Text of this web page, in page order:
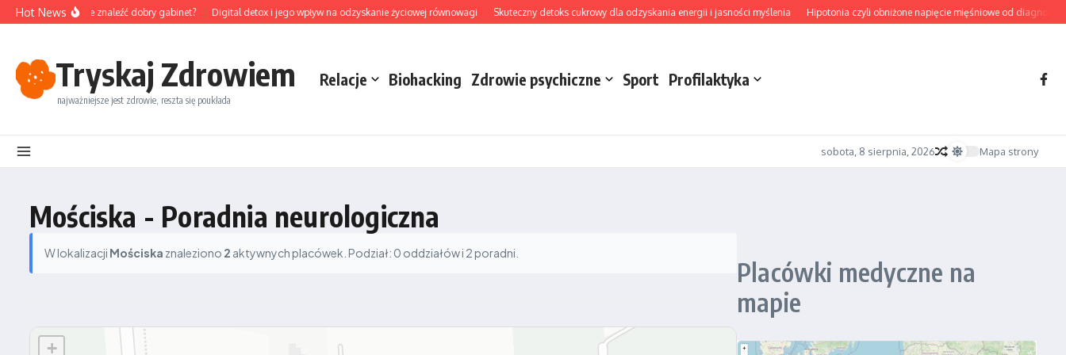
Przejdź do treści
Hot News
na Śląsku – gdzie znaleźć dobry gabinet? Digital detox i jego wpływ na odzyskanie życiowej równowagi Skuteczny detoks cukrowy dla odzyskania energii i jasności myślenia Hipotonia czyli obniżone napięcie mięśniowe od diagnozy po
Tryskaj Zdrowiem
najważniejsze jest zdrowie, reszta się poukłada
Relacje Biohacking Zdrowie psychiczne Sport Profilaktyka
sobota, 8 sierpnia, 2026 Mapa strony
Mościska - Poradnia neurologiczna
W lokalizacji Mościska znaleziono 2 aktywnych placówek. Podział: 0 oddziałów i 2 poradni.
+
Placówki medyczne na
mapie